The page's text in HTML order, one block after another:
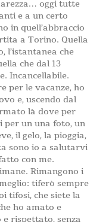
oggi tutte
e a un certo
in quell’abbraccio
a Torino. Quella
l’istantanea che
che dal 13
Incancellabile.
per le vacanze, ho
e, uscendo dal
là dove per
un una foto, un
il gelo, la pioggia,
sono io a salutarvi
con me.
Rimangono i
tiferò sempre
tifosi, che siete la
ho amato e
rispettato, senza